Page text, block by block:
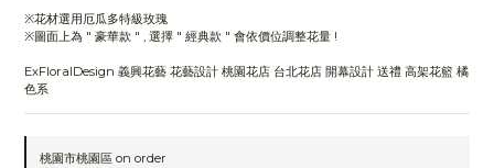
※花材選用厄瓜多特級玫瑰
※圖面上為 " 豪華款 " , 選擇 " 經典款 " 會依價位調整花量 !
ExFloralDesign 義興花藝 花藝設計 桃園花店 台北花店 開幕設計 送禮 高架花籃 橘
色系
桃園市桃園區 on order